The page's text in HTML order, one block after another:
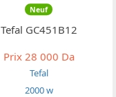
Neuf
Tefal GC451B12
Prix28 000 Da
Tefal
2000 w